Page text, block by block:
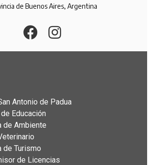
de Buenos Aires, Argentina
Antonio de Padua
Educación
de Ambiente
de Turismo
de Licencias